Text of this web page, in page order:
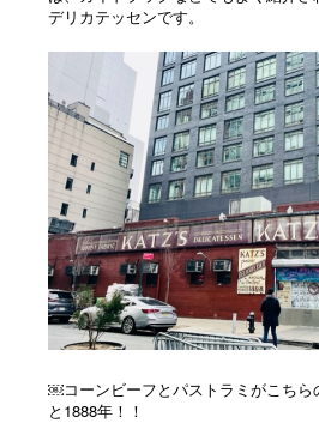
デリカテッセンです。
￼コーンビーフとパストラミがこち
と1888年！！